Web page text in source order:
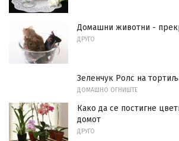
Домашни животни -
ДРУГО
Зеленчук Ролс на
ДОМАШНО ОГНИШТЕ
Како да се постигне
домот
ДРУГО